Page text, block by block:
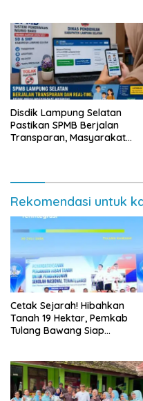
Disdik Lampung Selatan
Pastikan SPMB Berjalan
Transparan, Masyarakat
Rekomendasi untuk
Cetak Sejarah! Hibahkan
Tanah 19 Hektar, Pemkab
Tulang Bawang Siap
Lampung